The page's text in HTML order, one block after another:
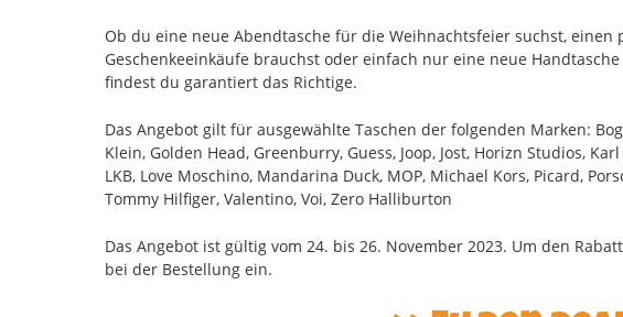
Ob du eine neue Abendtasche für die Weihnachtsfeier suchst, einen
Geschenkeeinkäufe brauchst oder einfach nur eine neue
findest du garantiert das Richtige.
Das Angebot gilt für ausgewählte Taschen der folgenden Marken:
Klein, Golden Head, Greenburry, Guess, Joop, Jost, Horizn Studios,
LKB, Love Moschino, Mandarina Duck, MOP, Michael Kors, Picard,
Tommy Hilfiger, Valentino, Voi, Zero Halliburton
Das Angebot ist gültig vom 24. bis 26. November 2023. Um den
bei der Bestellung ein.